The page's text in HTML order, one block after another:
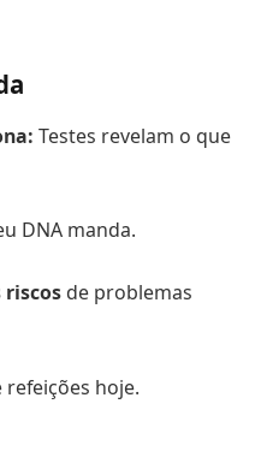
Testes revelam o que
DNA manda.
riscos de problemas
refeições hoje.